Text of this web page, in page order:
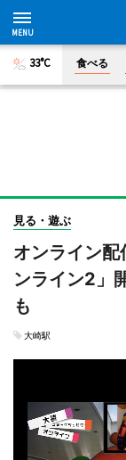
33°C 食べる
見る・遊ぶ
オンライン
ンライン2」
も
大崎駅